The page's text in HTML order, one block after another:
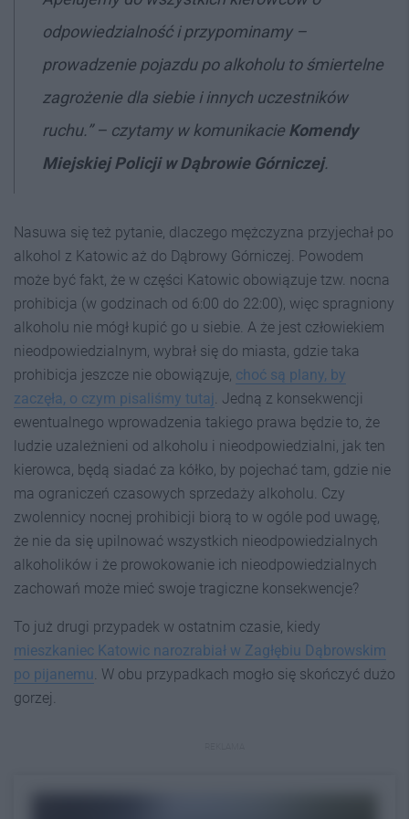
odpowiedzialność i przypominamy –
prowadzenie pojazdu po alkoholu to śmiertelne
zagrożenie dla siebie i innych uczestników
ruchu.” – czytamy w komunikacie Komendy
Miejskiej Policji w Dąbrowie Górniczej.
Nasuwa się też pytanie, dlaczego mężczyzna przyjechał po
alkohol z Katowic aż do Dąbrowy Górniczej. Powodem
może być fakt, że w części Katowic obowiązuje tzw. nocna
prohibicja (w godzinach od 6:00 do 22:00), więc spragniony
alkoholu nie mógł kupić go u siebie. A że jest człowiekiem
nieodpowiedzialnym, wybrał się do miasta, gdzie taka
prohibicja jeszcze nie obowiązuje, choć są plany, by
zaczęła, o czym pisaliśmy tutaj. Jedną z konsekwencji
ewentualnego wprowadzenia takiego prawa będzie to, że
ludzie uzależnieni od alkoholu i nieodpowiedzialni, jak ten
kierowca, będą siadać za kółko, by pojechać tam, gdzie nie
ma ograniczeń czasowych sprzedaży alkoholu. Czy
zwolennicy nocnej prohibicji biorą to w ogóle pod uwagę,
że nie da się upilnować wszystkich nieodpowiedzialnych
alkoholików i że prowokowanie ich nieodpowiedzialnych
zachowań może mieć swoje tragiczne konsekwencje?
To już drugi przypadek w ostatnim czasie, kiedy
mieszkaniec Katowic narozrabiał w Zagłębiu Dąbrowskim
po pijanemu. W obu przypadkach mogło się skończyć dużo
gorzej.